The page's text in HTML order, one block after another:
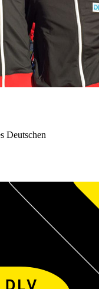
Deutschen